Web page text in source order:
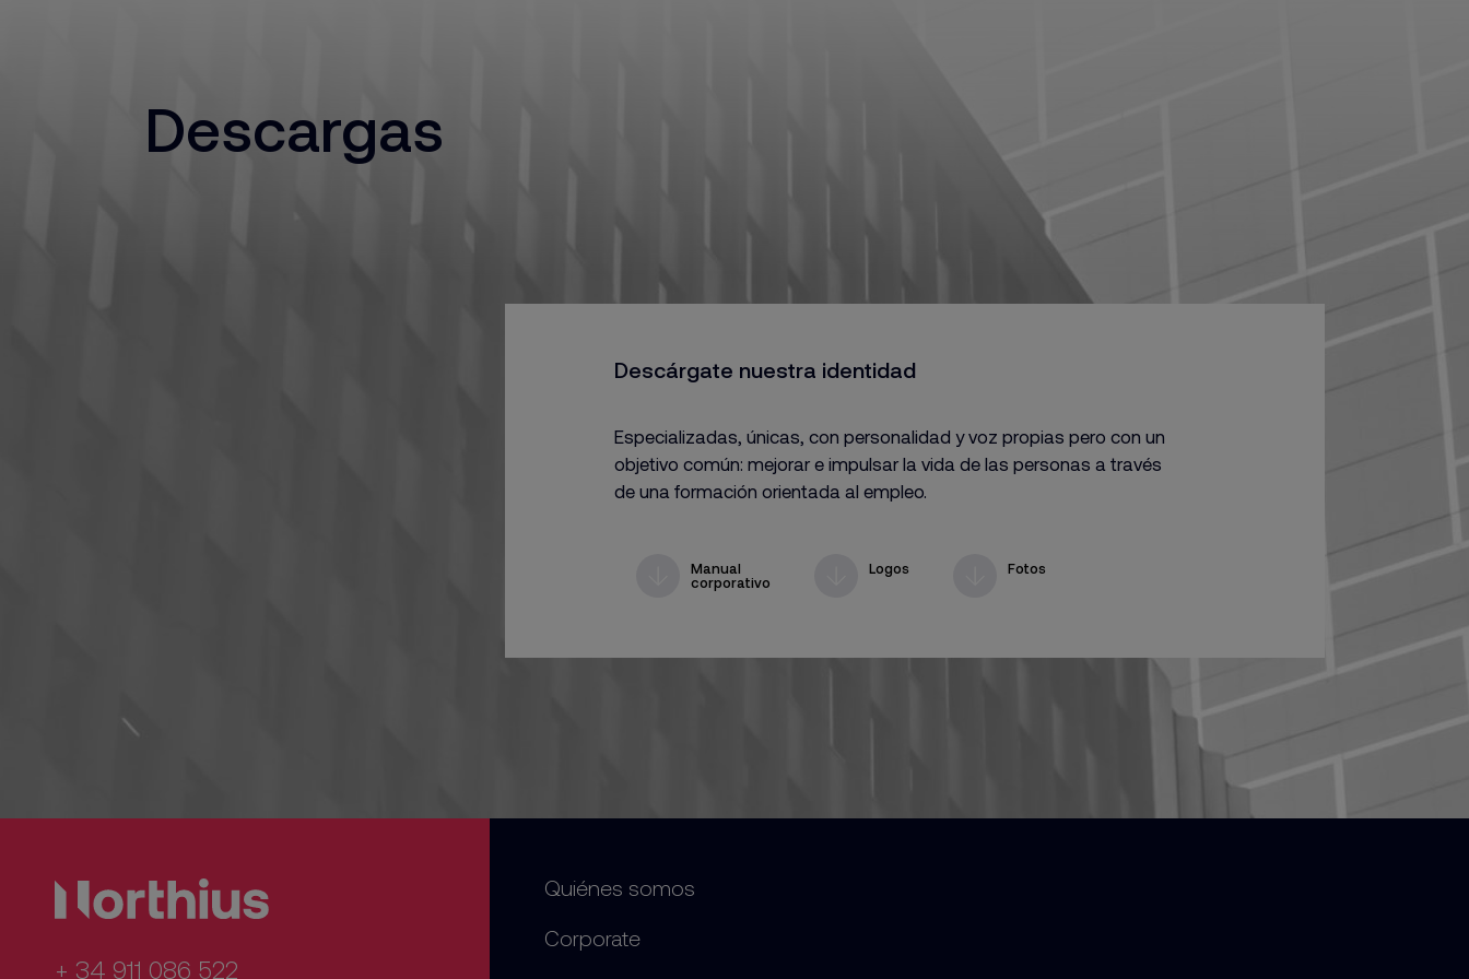
Descargas
Descárgate nuestra identidad
Especializadas, únicas, con personalidad y voz propias pero con un
objetivo común: mejorar e impulsar la vida de las personas a través
de una formación orientada al empleo.
Manual
corporativo
Logos Fotos
+ 34 911 086 522
Quiénes somos
Corporate